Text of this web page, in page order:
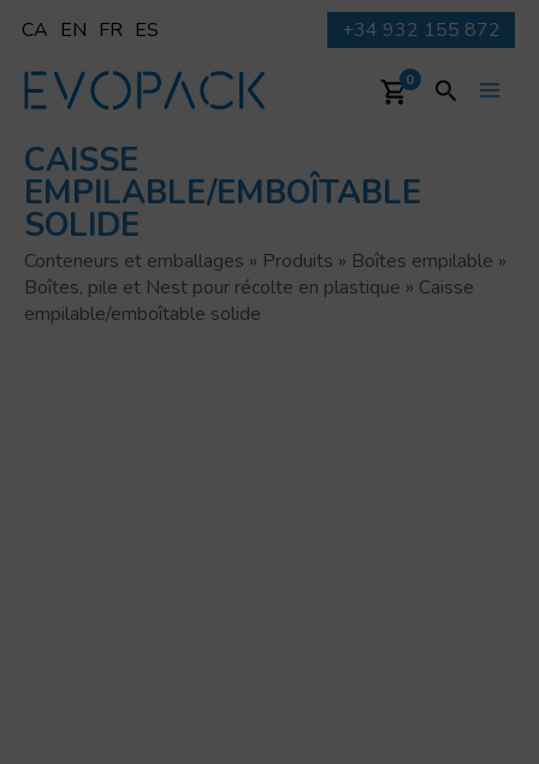
contenu
CA EN FR ES +34 932 155 872
0
CAISSE
EMPILABLE/EMBOÎTABLE
SOLIDE
Conteneurs et emballages » Produits » Boîtes empilable »
Boîtes, pile et Nest pour récolte en plastique » Caisse
empilable/emboîtable solide